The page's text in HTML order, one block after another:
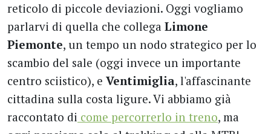
reticolo di piccole deviazioni. Oggi vogliamo
parlarvi di quella che collega Limone
Piemonte, un tempo un nodo strategico per lo
scambio del sale (oggi invece un importante
centro sciistico), e Ventimiglia, l'affascinante
cittadina sulla costa ligure. Vi abbiamo già
raccontato di come percorrerlo in treno, ma